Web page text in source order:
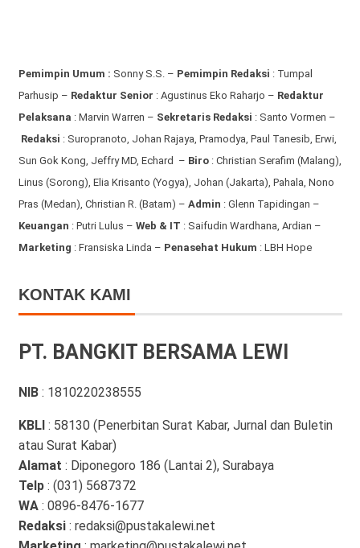
Pemimpin Umum : Sonny S.S. – Pemimpin Redaksi : Tumpal
Parhusip – Redaktur Senior : Agustinus Eko Raharjo – Redaktur
Pelaksana : Marvin Warren – Sekretaris Redaksi : Santo Vormen –
Redaksi : Suropranoto, Johan Rajaya, Pramodya, Paul Tanesib, Erwi,
Sun Gok Kong, Jeffry MD, Echard – Biro: Christian Serafim (Malang),
Linus (Sorong), Elia Krisanto (Yogya), Johan (Jakarta), Pahala, Nono
Pras (Medan), Christian R. (Batam) – Admin : Glenn Tapidingan –
Keuangan : Putri Lulus – Web & IT : Saifudin Wardhana, Ardian –
Marketing : Fransiska Linda – Penasehat Hukum : LBH Hope
KONTAK KAMI
PT. BANGKIT BERSAMA LEWI
NIB : 1810220238555
KBLI : 58130 (Penerbitan Surat Kabar, Jurnal dan Buletin
atau Surat Kabar)
Alamat : Diponegoro 186 (Lantai 2), Surabaya
Telp: (031) 5687372
WA: 0896-8476-1677
Redaksi: redaksi@pustakalewi.net